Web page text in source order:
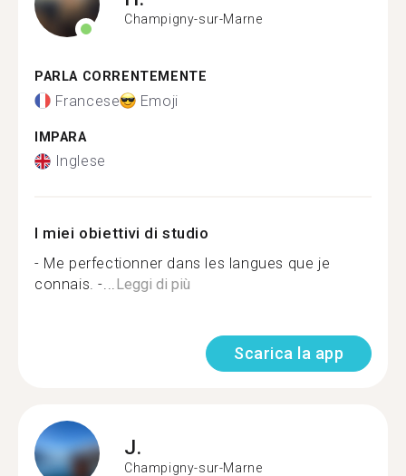
Champigny-sur-Marne
PARLA CORRENTEMENTE
Francese Emoji
IMPARA
Inglese
I miei obiettivi di studio
- Me perfectionner dans les langues que je
connais. -...Leggi di più
Scarica la app
J.
Champigny-sur-Marne